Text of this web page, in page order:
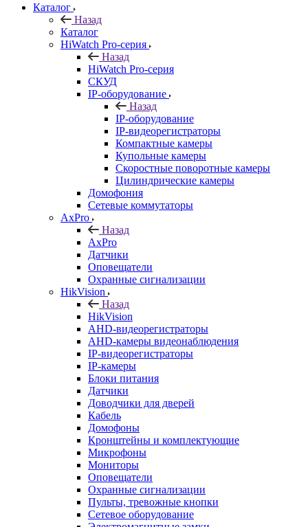
Каталог
Назад
Каталог
HiWatch Pro-серия
Назад
HiWatch Pro-серия
CКУД
IP-оборудование
Назад
IP-оборудование
IP-видеорегистраторы
Компактные камеры
Купольные камеры
Скоростные поворотные камеры
Цилиндрические камеры
Домофония
Сетевые коммутаторы
AxPro
Назад
AxPro
Датчики
Оповещатели
Охранные сигнализации
HikVision
Назад
HikVision
AHD-видеорегистраторы
AHD-камеры видеонаблюдения
IP-видеорегистраторы
IP-камеры
Блоки питания
Датчики
Доводчики для дверей
Кабель
Домофоны
Кронштейны и комплектующие
Микрофоны
Мониторы
Оповещатели
Охранные сигнализации
Пульты, тревожные кнопки
Сетевое оборудование